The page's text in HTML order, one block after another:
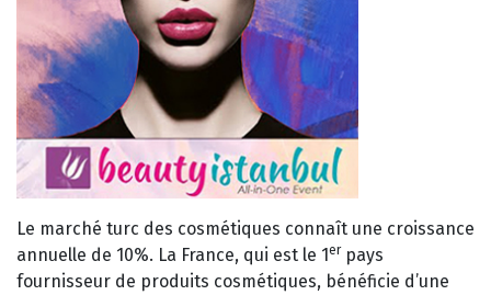
Le marché turc des cosmétiques connaît une croissance
annuelle de 10%. La France, qui est le 1erpays
fournisseur de produits cosmétiques, bénéficie d’une